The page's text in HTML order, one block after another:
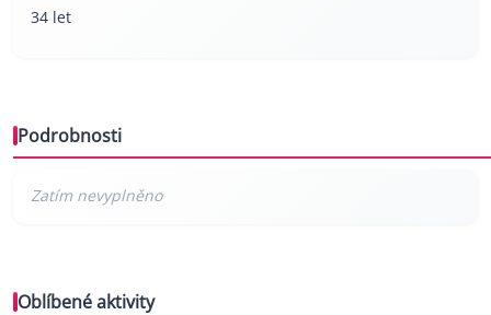
34 let
Podrobnosti
Oblíbené aktivity